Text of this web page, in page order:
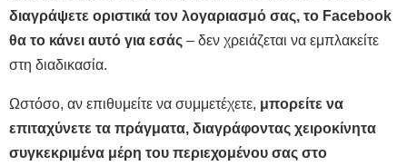
διαγράψετε οριστικά τον λογαριασμό σας, το Facebook
θα το κάνει αυτό για εσάς – δεν χρειάζεται να εμπλακείτε
στη διαδικασία.
Ωστόσο, αν επιθυμείτε να συμμετέχετε, μπορείτε να
επιταχύνετε τα πράγματα, διαγράφοντας χειροκίνητα
συγκεκριμένα μέρη του περιεχομένου σας στο